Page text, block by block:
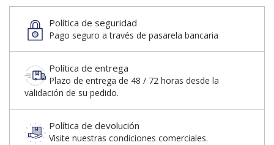
Política de seguridad
Pago seguro a través de pasarela bancaria
Política de entrega
Plazo de entrega de 48 / 72 horas desde la
validación de su pedido.
Política de devolución
Visite nuestras condiciones comerciales.